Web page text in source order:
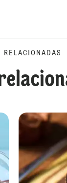
RELACIONADAS
Pavê de Chocolate